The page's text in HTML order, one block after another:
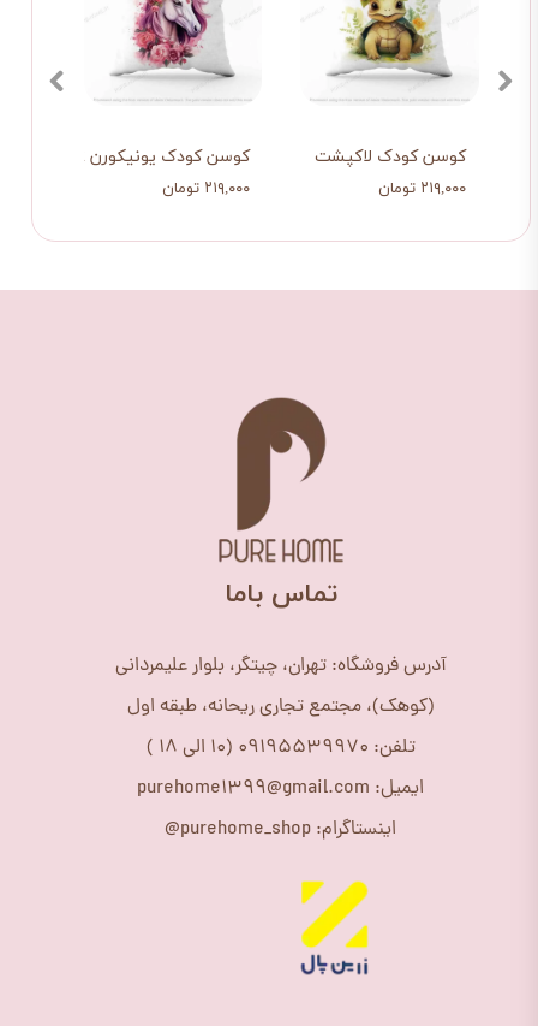
کوسن کودک یونیکورن 2
۲۱۹,۰۰۰ تومان
کوسن کودک لاکپشت
۲۱۹,۰۰۰ تومان
​تماس باما
آدرس فروشگاه: تهران، چیتگر، بلوار علیمردانی
(کوهک)، مجتمع تجاری ریحانه، طبقه اول
تلفن: 09195539970 (10 الی 18 )
ایمیل: purehome1399@gmail.com
اینستاگرام: purehome_shop@